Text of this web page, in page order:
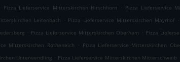
Pizza Lieferservice Mitterskirchen Hirschhorn . Pizza Lieferservice
Leitenbach . Pizza Lieferservice Mitterskirchen Mayrhof .
. Pizza Lieferservice Mitterskirchen Oberham . Pizza
Mitterskirchen Rotheneich . Pizza Lieferservice Mitterskirchen
Unterwendling . Pizza Lieferservice Mitterskirchen Mitterschweib